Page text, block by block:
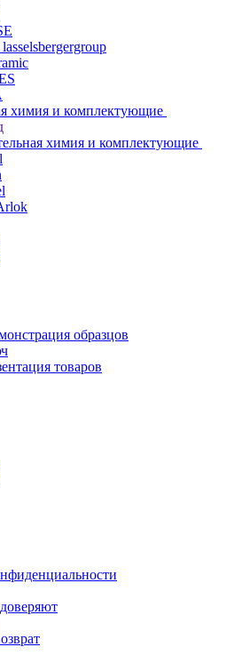
химия и комплектующие
химия и комплектующие
образцов
товаров